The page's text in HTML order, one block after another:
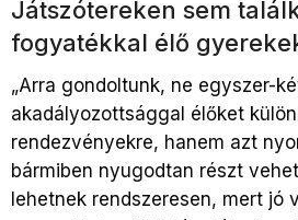
Játszótereken sem
fogyatékkal élő
„Arra gondoltunk, ne egyszer-
akadályozottsággal élőket
rendezvényekre, hanem azt
bármiben nyugodtan részt
lehetnek rendszeresen, mert jó